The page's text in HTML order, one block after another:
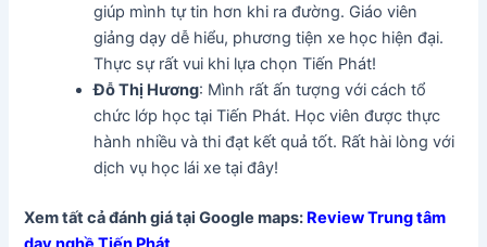
giúp mình tự tin hơn khi ra đường. Giáo viên
giảng dạy dễ hiểu, phương tiện xe học hiện đại.
Thực sự rất vui khi lựa chọn Tiến Phát!
Đỗ Thị Hương: Mình rất ấn tượng với cách tổ
chức lớp học tại Tiến Phát. Học viên được thực
hành nhiều và thi đạt kết quả tốt. Rất hài lòng với
dịch vụ học lái xe tại đây!
Xem tất cả đánh giá tại Google maps: Review Trung tâm